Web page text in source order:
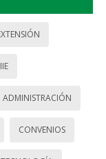
IIE
ADMINISTRACIÓN
CONVENIOS